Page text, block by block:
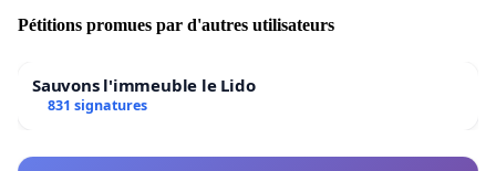
Pétitions promues par d'autres utilisateurs
Sauvons l'immeuble le Lido
831 signatures